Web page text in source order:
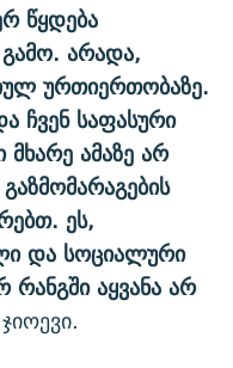
წყდება
არადა,
ურთიერთობაზე.
ჩვენ საფასური
ამაზე არ
ეს,
და სოციალური
აყვანა არ